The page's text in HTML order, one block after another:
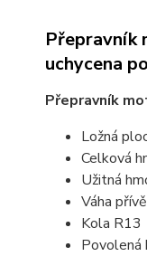
Přepravník
uchycena
Přepravník
Ložná
Celková
Užitná
Váha
Kola R13
Povolená